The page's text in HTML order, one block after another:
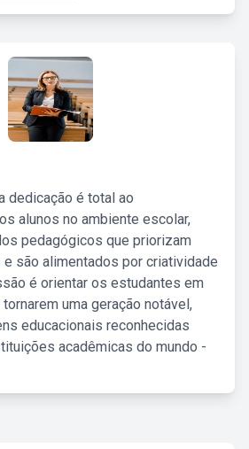
dedicação é total ao
alunos no ambiente escolar,
pedagógicos que priorizam
são alimentados por criatividade
é orientar os estudantes em
uma geração notável,
educacionais reconhecidas
acadêmicas do mundo -